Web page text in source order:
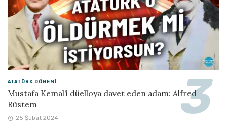
ATATÜRK DÖNEMI
Mustafa Kemal’i düelloya davet eden adam: Alfred
Rüstem
25 Şubat 2024